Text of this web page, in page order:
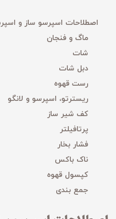
اصطلاحات اسپرسو ساز و
ماگ و فنجان
شات
دبل شات
رست قهوه
ریسترتو، اسپرسو و لانگو
کف شیر ساز
پرتافیلتر
فشار بخار
ناک باکس
کپسول قهوه
جمع بندی